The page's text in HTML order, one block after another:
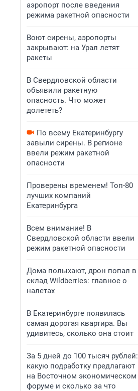
аэропорт после введения
режима ракетной опасности
Воют сирены, аэропорты
закрывают: на Урал летят
ракеты
В Свердловской области
объявили ракетную
опасность. Что может
долететь?
По всему Екатеринбургу
завыли сирены. В регионе
ввели режим ракетной
опасности
Проверены временем! Топ-80
лучших компаний
Екатеринбурга
Всем внимание! В
Свердловской области ввели
режим ракетной опасности
Дома полыхают, дрон попал в
склад Wildberries: главное о
налетах
В Екатеринбурге появилась
самая дорогая квартира. Вы
удивитесь, сколько она стоит
За 5 дней до 100 тысяч рублей:
какую подработку предлагают
на Восточном экономическом
форуме и сколько за что